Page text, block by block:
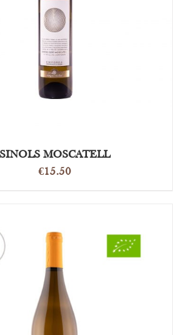
AAN WINKELWAGEN
SINOLS MOSCATELL
€15.50
SELECTEREN /